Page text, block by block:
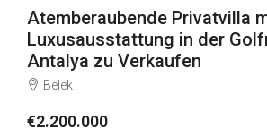
Atemberaubende Privatvilla
Luxusausstattung in der
Antalya zu Verkaufen
Belek
€2.200.000